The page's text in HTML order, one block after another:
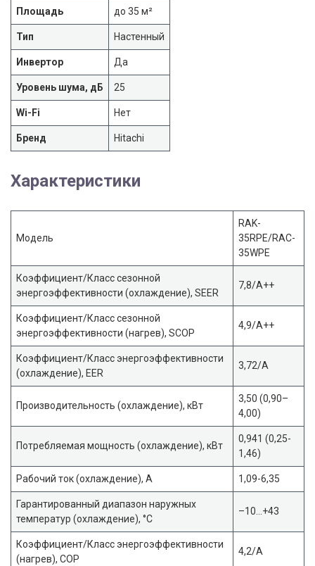
Площадь до 35 м²
Тип Настенный
Инвертор Да
Уровень шума, дБ 25
Wi-Fi Нет
Бренд Hitachi
Характеристики
Модель
RAK-
35RPE/RAC-
35WPE
Коэффициент/Класс сезонной
энергоэффективности (охлаждение), SEER
7,8/A++
Коэффициент/Класс сезонной
энергоэффективности (нагрев), SCOP
4,9/A++
Коэффициент/Класс энергоэффективности
(охлаждение), EER
3,72/A
Производительность (охлаждение), кВт
3,50 (0,90–
4,00)
Потребляемая мощность (охлаждение), кВт
0,941 (0,25-
1,46)
Рабочий ток (охлаждение), А 1,09-6,35
Гарантированный диапазон наружных
температур (охлаждение), °С
–10…+43
Коэффициент/Класс энергоэффективности
(нагрев), COP
4,2/A